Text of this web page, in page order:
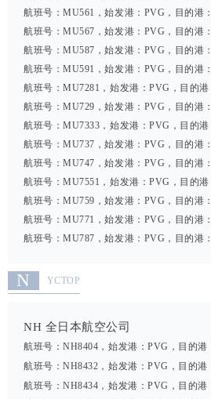
航班号：MU561，始发港：PVG，目的港
航班号：MU567，始发港：PVG，目的港
航班号：MU587，始发港：PVG，目的港
航班号：MU591，始发港：PVG，目的港
航班号：MU7281，始发港：PVG，目的
航班号：MU729，始发港：PVG，目的港
航班号：MU7333，始发港：PVG，目的
航班号：MU737，始发港：PVG，目的港
航班号：MU747，始发港：PVG，目的港
航班号：MU7551，始发港：PVG，目的
航班号：MU759，始发港：PVG，目的港
航班号：MU771，始发港：PVG，目的港
航班号：MU787，始发港：PVG，目的港
N YCTOP
NH 全日本航空公司
航班号：NH8404，始发港：PVG，目的
航班号：NH8432，始发港：PVG，目的港
航班号：NH8434，始发港：PVG，目的港